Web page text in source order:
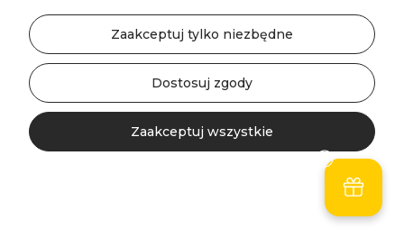
Koszyk
©2026 Wszelkie Prawa Zastrzeżone | DECORDRUK
Szablon Minimalist by Ecommercy
Zaakceptuj tylko niezbędne
Dostosuj zgody
Zaakceptuj wszystkie